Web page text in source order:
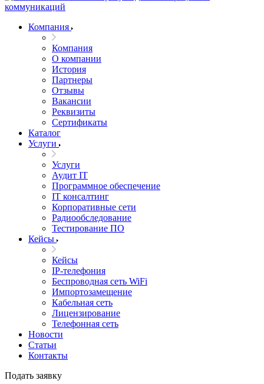
Компания
Компания
О компании
История
Партнеры
Отзывы
Вакансии
Реквизиты
Сертификаты
Каталог
Услуги
Услуги
Аудит IT
Программное обеспечение
IT консалтинг
Корпоративные сети
Радиообследование
Тестирование ПО
Кейсы
Кейсы
IP-телефония
Беспроводная сеть WiFi
Импортозамещение
Кабельная сеть
Лицензирование
Телефонная сеть
Новости
Статьи
Контакты
Подать заявку